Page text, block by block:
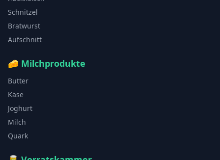
Schnitzel
Bratwurst
Aufschnitt
🧀 Milchprodukte
Butter
Käse
Joghurt
Milch
Quark